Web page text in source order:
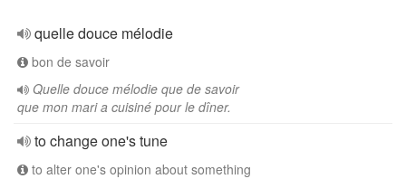
quelle douce mélodie
bon de savoir
Quelle douce mélodie que de savoir
que mon mari a cuisiné pour le dîner.
to change one's tune
to alter one's opinion about something